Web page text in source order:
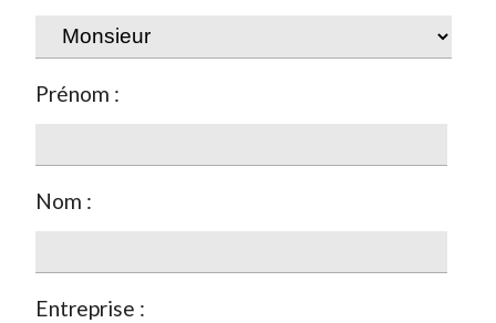
Prénom :
Nom :
Entreprise :